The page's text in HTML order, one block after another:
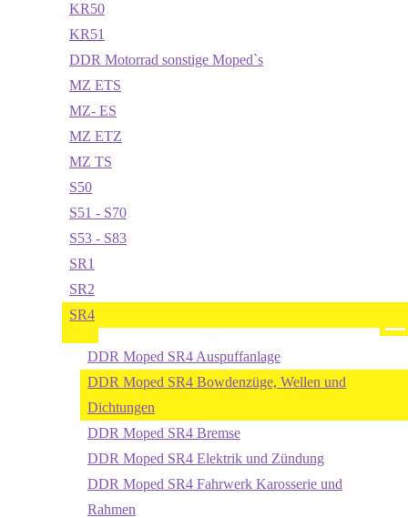
KR50
KR51
DDR Motorrad sonstige Moped`s
MZ ETS
MZ- ES
MZ ETZ
MZ TS
S50
S51 - S70
S53 - S83
SR1
SR2
SR4
DDR Moped SR4 Auspuffanlage
DDR Moped SR4 Bowdenzüge, Wellen und
Dichtungen
DDR Moped SR4 Bremse
DDR Moped SR4 Elektrik und Zündung
DDR Moped SR4 Fahrwerk Karosserie und
Rahmen